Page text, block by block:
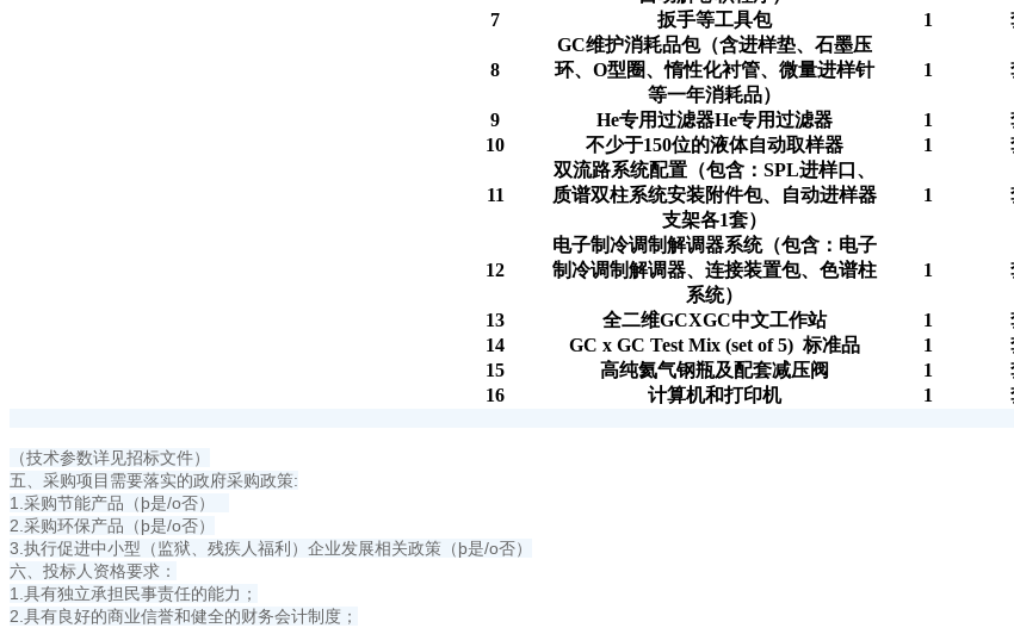
7
扳手等工具包 1
8
GC维护消耗品包（含进样垫、石墨压
环、O型圈、惰性化衬管、微量进样针
等一年消耗品）
1
9 He专用过滤器He专用过滤器 1
10
不少于150位的液体自动取样器 1
11
双流路系统配置（包含：SPL进样口、
质谱双柱系统安装附件包、自动进样器
支架各1套）
1
12
电子制冷调制解调器系统（包含：电子
制冷调制解调器、连接装置包、色谱柱
系统）
1
13 全二维GCXGC中文工作站 1
14
GC x GC Test Mix (set of 5) 标准品 1
15
高纯氦气钢瓶及配套减压阀 1
16
计算机和打印机 1
（技术参数详见招标文件）
五、采购项目需要落实的政府采购政策:
1.采购节能产品（þ是/o否）
2.采购环保产品（þ是/o否）
3.执行促进中小型（监狱、残疾人福利）企业发展相关政策（þ是/o否）
六、投标人资格要求：
1.具有独立承担民事责任的能力；
2.具有良好的商业信誉和健全的财务会计制度；